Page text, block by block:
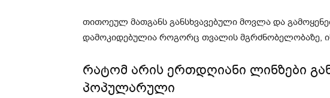
თითოეულ მათგანს განსხვავებული მოვლა და
დამოკიდებულია როგორც თვალის მგრძნობელობაზე,
რატომ არის ერთდღიანი ლინზები
პოპულარული